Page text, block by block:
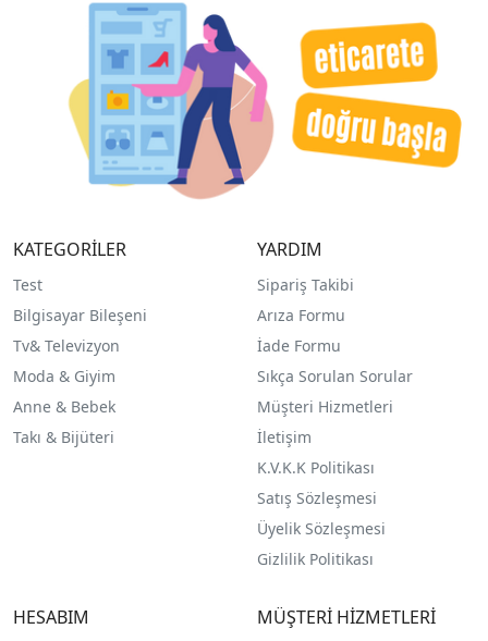
KATEGORİLER
Test
Bilgisayar Bileşeni
Tv& Televizyon
Moda & Giyim
Anne & Bebek
Takı & Bijüteri
YARDIM
Sipariş Takibi
Arıza Formu
İade Formu
Sıkça Sorulan Sorular
Müşteri Hizmetleri
İletişim
K.V.K.K Politikası
Satış Sözleşmesi
Üyelik Sözleşmesi
Gizlilik Politikası
HESABIM MÜŞTERİ HİZMETLERİ